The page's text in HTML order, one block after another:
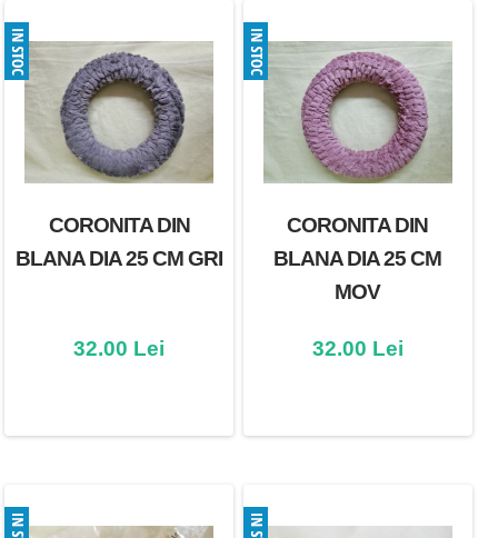
CORONITA DIN
BLANA DIA 25 CM GRI
32.00 Lei
CORONITA DIN
BLANA DIA 25 CM
MOV
32.00 Lei